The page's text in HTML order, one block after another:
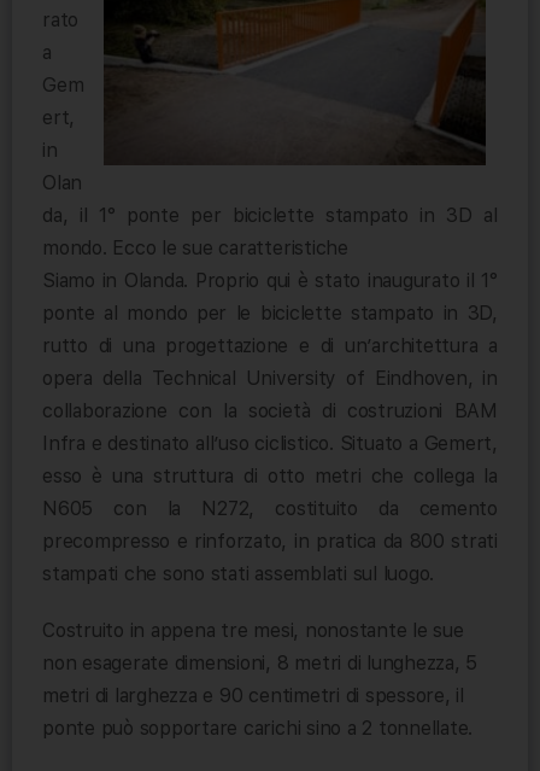
rato
a
Gem
ert,
in
Olan
da, il 1° ponte per biciclette stampato in 3D al
mondo. Ecco le sue caratteristiche
Siamo in Olanda. Proprio qui è stato inaugurato il 1°
ponte al mondo per le biciclette stampato in 3D,
rutto di una progettazione e di un’architettura a
opera della Technical University of Eindhoven, in
collaborazione con la società di costruzioni BAM
Infra e destinato all’uso ciclistico. Situato a Gemert,
esso è una struttura di otto metri che collega la
N605 con la N272, costituito da cemento
precompresso e rinforzato, in pratica da 800 strati
stampati che sono stati assemblati sul luogo.
Costruito in appena tre mesi, nonostante le sue
non esagerate dimensioni, 8 metri di lunghezza, 5
metri di larghezza e 90 centimetri di spessore, il
ponte può sopportare carichi sino a 2 tonnellate.